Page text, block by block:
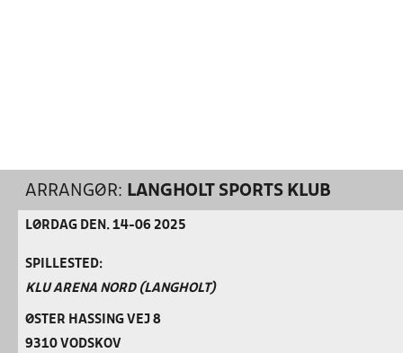
ARRANGØR: LANGHOLT SPORTS KLUB
LØRDAG DEN. 14-06 2025
SPILLESTED:
KLU ARENA NORD (LANGHOLT)
ØSTER HASSING VEJ 8
9310 VODSKOV